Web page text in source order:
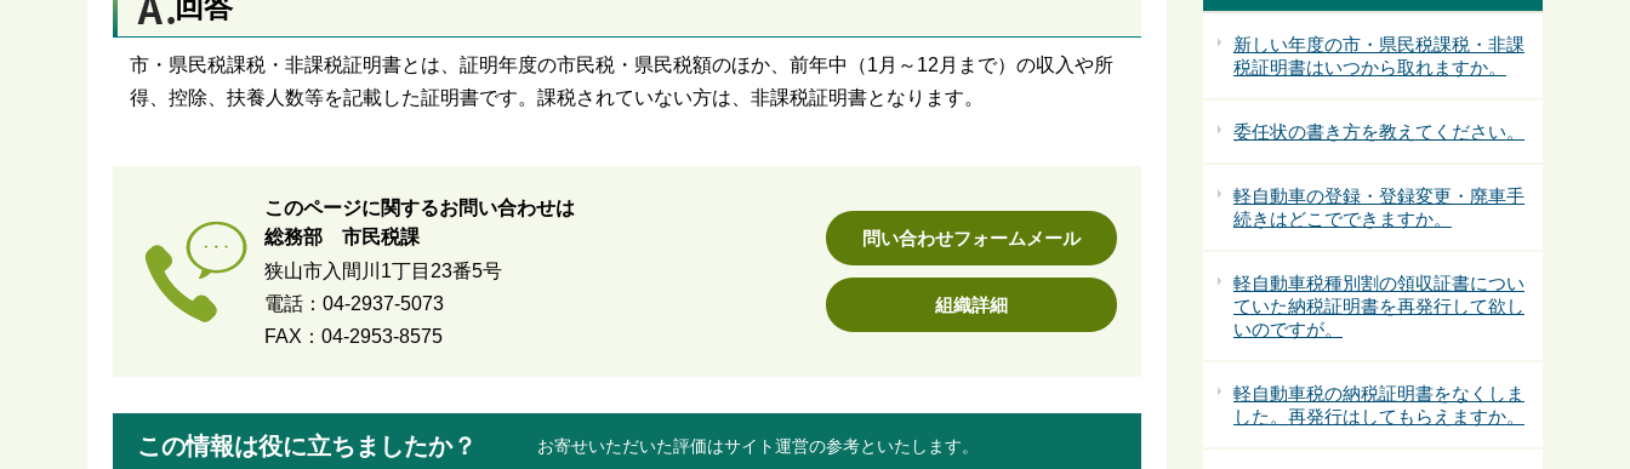
回答
市・県民税課税・非課税証明書とは、証明年度の市民税・県民税額のほか、前年中（1月～12月まで）の収入や所
得、控除、扶養人数等を記載した証明書です。課税されていない方は、非課税証明書となります。
このページに関するお問い合わせは
総務部 市民税課
狭山市入間川1丁目23番5号
電話：04-2937-5073
FAX：04-2953-8575
問い合わせフォームメール
組織詳細
この情報は役に立ちましたか？ お寄せいただいた評価はサイト運営の参考といたします。
新しい年度の市・県民税課税・非課
税証明書はいつから取れますか。
委任状の書き方を教えてください。
軽自動車の登録・登録変更・廃車手
続きはどこでできますか。
軽自動車税種別割の領収証書につい
ていた納税証明書を再発行して欲し
いのですが。
軽自動車税の納税証明書をなくしま
した。再発行はしてもらえますか。